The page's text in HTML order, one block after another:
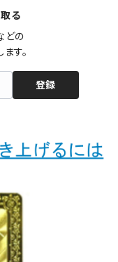
る
どの
す。
登録